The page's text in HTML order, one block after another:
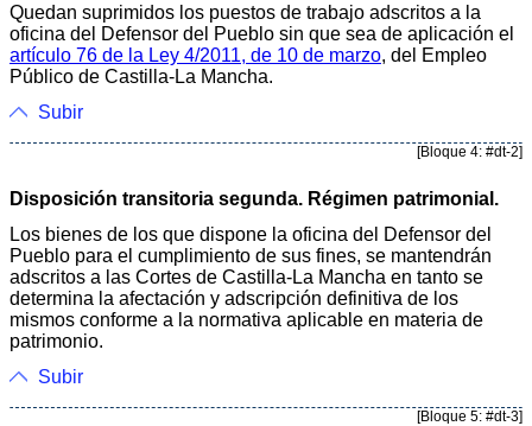
Quedan suprimidos los puestos de trabajo adscritos a la
oficina del Defensor del Pueblo sin que sea de aplicación el
artículo 76 de la Ley 4/2011, de 10 de marzo, del Empleo
Público de Castilla-La Mancha.
Subir
[Bloque 4: #dt-2]
Disposición transitoria segunda. Régimen patrimonial.
Los bienes de los que dispone la oficina del Defensor del
Pueblo para el cumplimiento de sus fines, se mantendrán
adscritos a las Cortes de Castilla-La Mancha en tanto se
determina la afectación y adscripción definitiva de los
mismos conforme a la normativa aplicable en materia de
patrimonio.
Subir
[Bloque 5: #dt-3]